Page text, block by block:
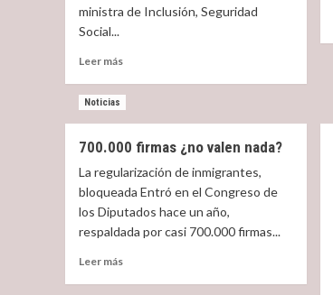
ministra de Inclusión, Seguridad
Social...
Leer más
about
Elma
Saiz,
ministra
Migraciones,
alaba
el
mensaje
Francisco
y
Noticias
700.000 firmas ¿no valen nada?
La regularización de inmigrantes,
bloqueada Entró en el Congreso de
los Diputados hace un año,
respaldada por casi 700.000 firmas...
Leer más